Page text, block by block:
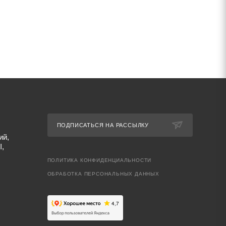
ПОДПИСАТЬСЯ НА РАССЫЛКУ
ПОЛИТИКА КОНФИДЕНЦИАЛЬНОСТИ
ОБРАБОТКА ПЕРСОНАЛЬНЫХ ДАННЫХ